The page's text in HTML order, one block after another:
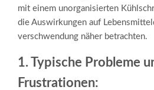
mit einem unorganisierten
die Auswirkungen auf
verschwendung näher betrachten.
1. Typische Probleme
Frustrationen: